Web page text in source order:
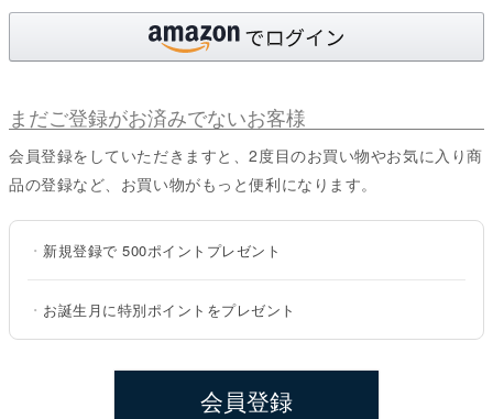
まだご登録がお済みでないお客様
会員登録をしていただきますと、2度目のお買い物やお気に入り商
品の登録など、お買い物がもっと便利になります。
・ 新規登録で500ポイント プレゼント
・ お誕生月に特別ポイントをプレゼント
会員登録